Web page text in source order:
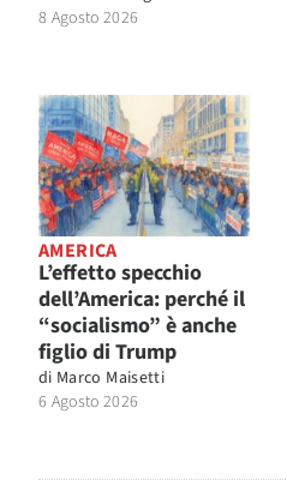
8 Agosto 2026
AMERICA
L’effetto specchio
dell’America: perché il
“socialismo” è anche
figlio di Trump
di Marco Maisetti
6 Agosto 2026